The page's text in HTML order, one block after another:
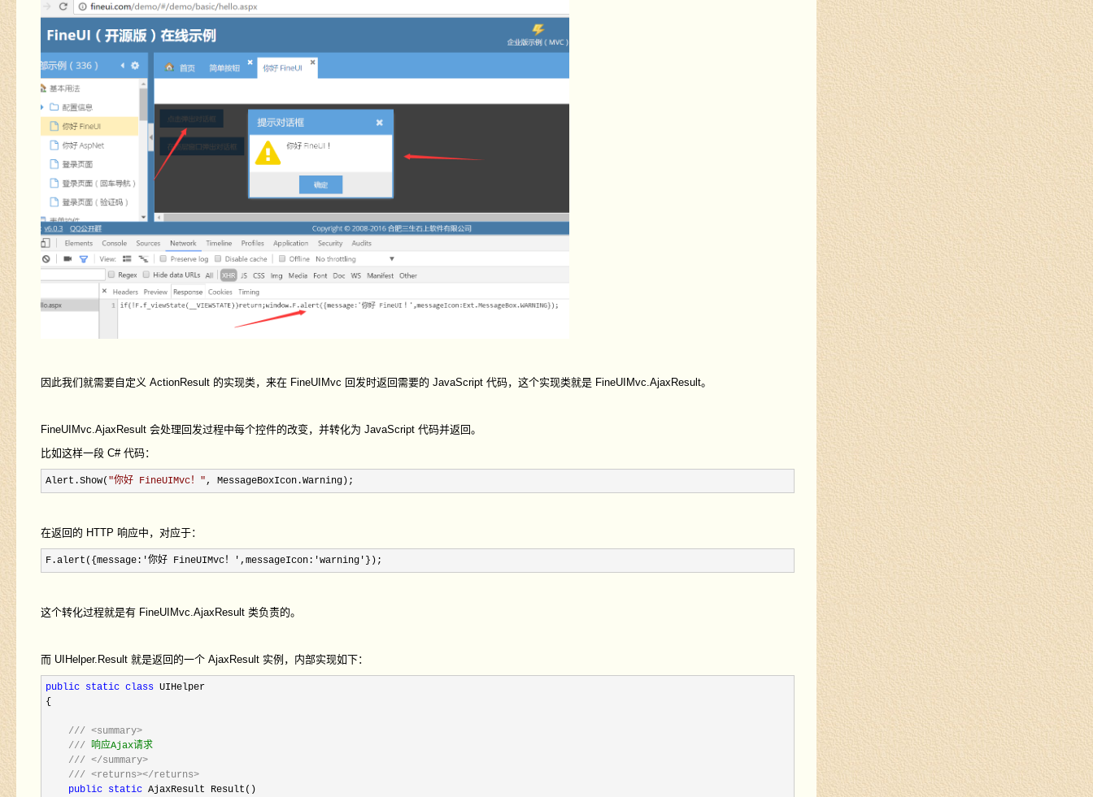
因此我们就需要自定义 ActionResult 的实现类，来在 FineUIMvc 回发时返回需要的 JavaScript 代码，这个实现类就是 FineUIMvc.AjaxResult。
FineUIMvc.AjaxResult 会处理回发过程中每个控件的改变，并转化为 JavaScript 代码并返回。
比如这样一段 C# 代码：
Alert.Show( "你好 FineUIMvc！ ", MessageBoxIcon.Warning);
在返回的 HTTP 响应中，对应于：
F.alert({message:'你好 FineUIMvc！',messageIcon:'warning'});
这个转化过程就是有 FineUIMvc.AjaxResult 类负责的。
而 UIHelper.Result 就是返回的一个 AjaxResult 实例，内部实现如下：
public static class UIHelper
{
/// <summary>
/// 响应Ajax请求
/// </summary>
/// <returns></returns>
public static AjaxResult Result()